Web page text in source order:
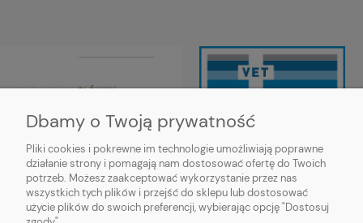
Wojewódzki Inspektorat Weterynarii
w Siedlcach ul. Kazimierzowska 29,
08-110 Siedlce
Dbamy o Twoją prywatność
Pliki cookies i pokrewne im technologie umożliwiają poprawne
działanie strony i pomagają nam dostosować ofertę do Twoich
potrzeb. Możesz zaakceptować wykorzystanie przez nas
wszystkich tych plików i przejść do sklepu lub dostosować
użycie plików do swoich preferencji, wybierając opcję "Dostosuj